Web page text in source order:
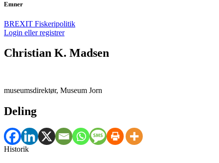
Emner
BREXIT Fiskeripolitik
Login eller registrer
Christian K. Madsen
museumsdirektør, Museum Jorn
Deling
Historik